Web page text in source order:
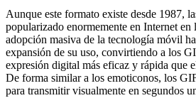
Aunque este formato existe desde 1987,
popularizado enormemente en Internet en
adopción masiva de la tecnología móvil
expansión de su uso, convirtiendo a los
expresión digital más eficaz y rápida que
De forma similar a los emoticonos, los
para transmitir visualmente en segundos